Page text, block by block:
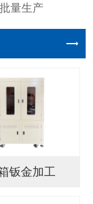
量生产
钣金加工